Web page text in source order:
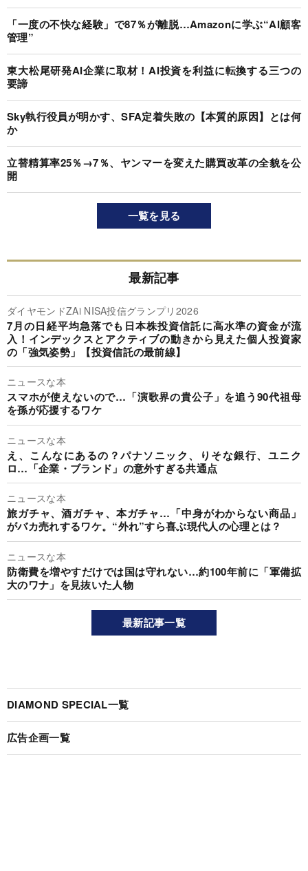
「一度の不快な経験」で87％が離脱…Amazonに学ぶ“AI顧客
管理”
東大松尾研発AI企業に取材！AI投資を利益に転換する三つの
要諦
Sky執行役員が明かす、SFA定着失敗の【本質的原因】とは何
か
立替精算率25％→7％、ヤンマーを変えた購買改革の全貌を公
開
一覧を見る
最新記事
ダイヤモンドZAi NISA投信グランプリ2026
7月の日経平均急落でも日本株投資信託に高水準の資金が流
入！インデックスとアクティブの動きから見えた個人投資家
の「強気姿勢」【投資信託の最前線】
ニュースな本
スマホが使えないので…「演歌界の貴公子」を追う90代祖母
を孫が応援するワケ
ニュースな本
え、こんなにあるの？パナソニック、りそな銀行、ユニク
ロ…「企業・ブランド」の意外すぎる共通点
ニュースな本
旅ガチャ、酒ガチャ、本ガチャ…「中身がわからない商品」
がバカ売れするワケ。“外れ”すら喜ぶ現代人の心理とは？
ニュースな本
防衛費を増やすだけでは国は守れない…約100年前に「軍備拡
大のワナ」を見抜いた人物
最新記事一覧
DIAMOND SPECIAL一覧
広告企画一覧